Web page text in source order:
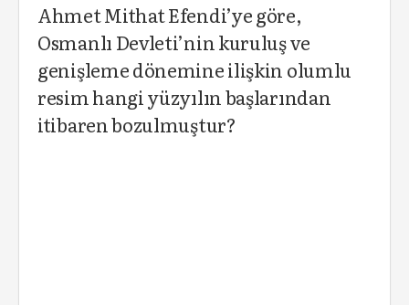
Ahmet Mithat Efendi’ye göre,
Osmanlı Devleti’nin kuruluş ve
genişleme dönemine ilişkin olumlu
resim hangi yüzyılın başlarından
itibaren bozulmuştur?